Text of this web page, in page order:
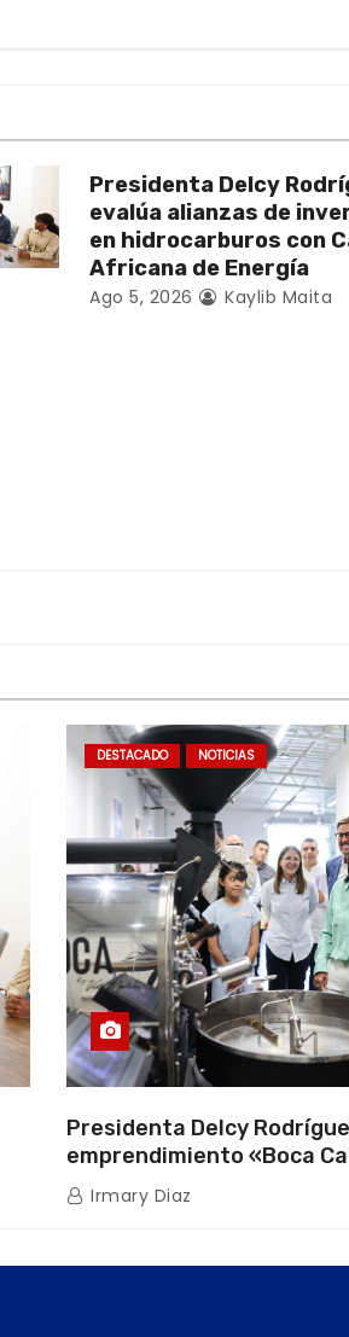
Presidenta Delcy
evalúa alianzas de
en hidrocarburos con
Africana de Energía
Ago 5, 2026 Kaylib Maita
DESTACADO NOTICIAS
Presidenta Delcy
emprendimiento «Boca
que impulsa la producción
nacional hacia mercados
Irmary Diaz